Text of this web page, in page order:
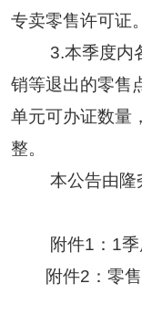
专卖零售许可证。
3.本季度内
销等退出的零售
单元可办证数量
整。
本公告由隆
附件1：1
附件2：零